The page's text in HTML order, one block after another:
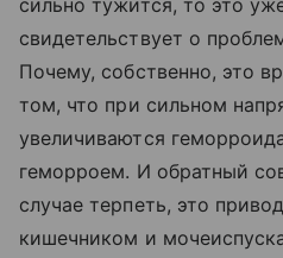
свидетельствует о
Почему, собственно, это
том, что при сильном
увеличиваются
геморроем. И обратный
случае терпеть, это
кишечником и